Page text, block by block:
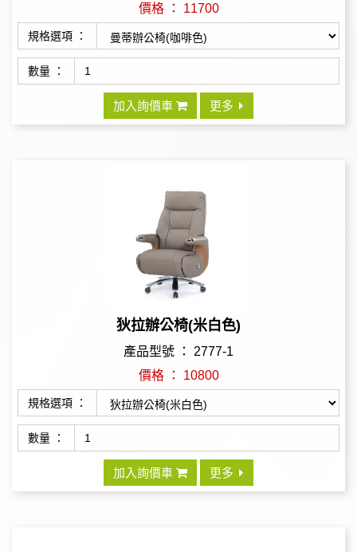
價格 ： 11700
規格選項 ：
數量 ：
加入詢價車 更多
狄拉辦公椅(米白色)
產品型號 ： 2777-1
價格 ： 10800
規格選項 ：
數量 ：
加入詢價車 更多